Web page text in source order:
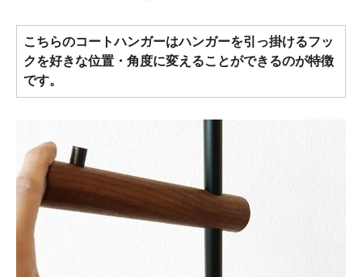
こちらのコートハンガーはハンガーを引っ掛けるフッ
クを好きな位置・角度に変えることができるのが特徴
です。